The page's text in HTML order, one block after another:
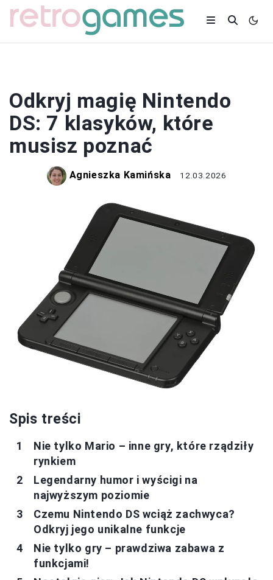
Odkryj magię Nintendo
DS: 7 klasyków, które
musisz poznać
Agnieszka Kamińska 12.03.2026
Spis treści
Nie tylko Mario – inne gry, które rządziły
rynkiem
Legendarny humor i wyścigi na
najwyższym poziomie
Czemu Nintendo DS wciąż zachwyca?
Odkryj jego unikalne funkcje
Nie tylko gry – prawdziwa zabawa z
funkcjami!